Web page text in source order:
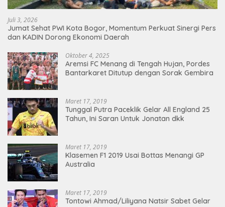
Juli 3, 2026
Jumat Sehat PWI Kota Bogor, Momentum Perkuat Sinergi Pers
dan KADIN Dorong Ekonomi Daerah
Oktober 4, 2025
Aremsi FC Menang di Tengah Hujan, Pordes
Bantarkaret Ditutup dengan Sorak Gembira
Maret 17, 2019
Tunggal Putra Paceklik Gelar All England 25
Tahun, Ini Saran Untuk Jonatan dkk
Maret 17, 2019
Klasemen F1 2019 Usai Bottas Menangi GP
Australia
Maret 17, 2019
Tontowi Ahmad/Liliyana Natsir Sabet Gelar